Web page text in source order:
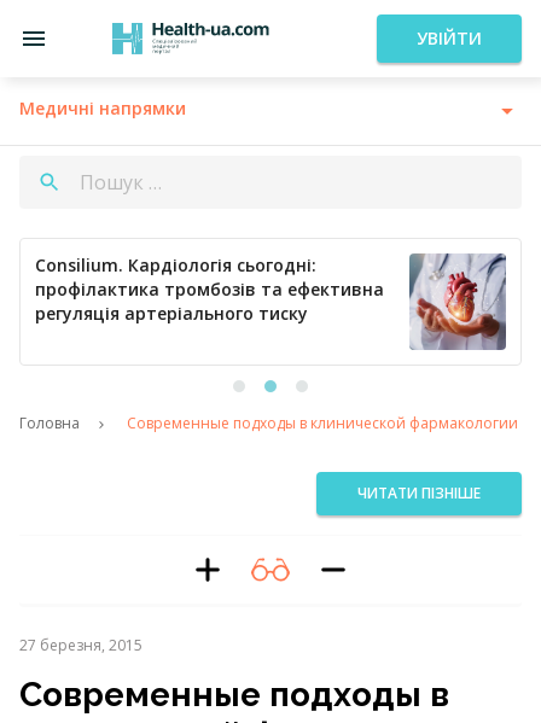
УВІЙТИ
Медичні напрямки
Consilium. Кардіологія сьогодні:
профілактика тромбозів та ефективна
регуляція артеріального тиску
Головна Современные подходы в клинической фармакологии
ЧИТАТИ ПІЗНІШЕ
27 березня, 2015
Современные подходы в